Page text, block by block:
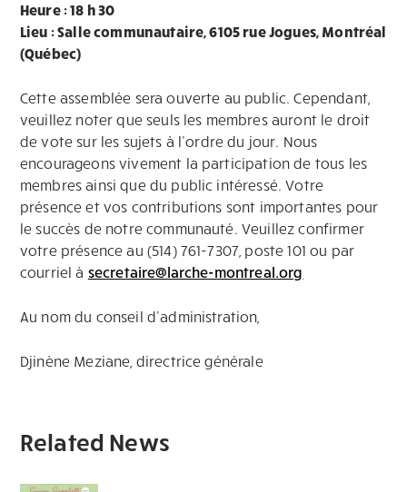
Heure : 18 h 30
Lieu : Salle communautaire, 6105 rue Jogues, Montréal
(Québec)
Cette assemblée sera ouverte au public. Cependant,
veuillez noter que seuls les membres auront le droit
de vote sur les sujets à l’ordre du jour. Nous
encourageons vivement la participation de tous les
membres ainsi que du public intéressé. Votre
présence et vos contributions sont importantes pour
le succès de notre communauté. Veuillez confirmer
votre présence au (514) 761-7307, poste 101 ou par
courriel à secretaire@larche-montreal.org
Au nom du conseil d’administration,
Djinène Meziane, directrice générale
Related News